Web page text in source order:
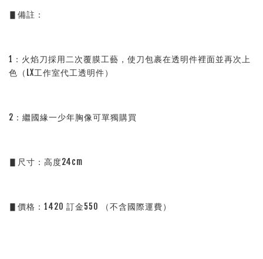
▋備註：
1：火焰刀採用二次覆膜工藝，使刀包裹在透明件裡面並再次上
色（LX工作室代工透明件）
2：繼國緣一少年胸像可單獨購買
▋尺寸：高度24cm
▋價格：1420 訂金550 （不含國際運費）